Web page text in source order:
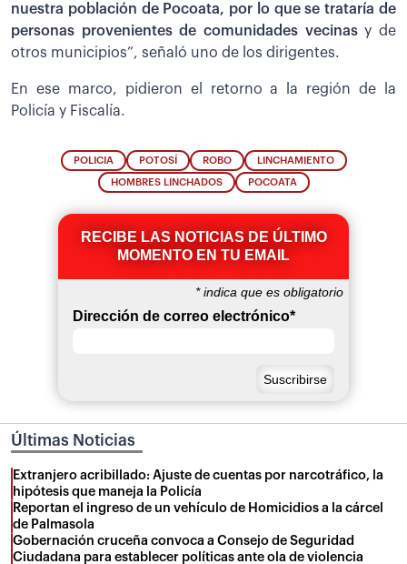
nuestra población de Pocoata, por lo que se trataría de
personas provenientes de comunidades vecinasy de
otros municipios”, señaló uno de los dirigentes.
En ese marco, pidieron el retorno a la región de la
Policía y Fiscalía.
POLICIA POTOSÍ ROBO LINCHAMIENTO
HOMBRES LINCHADOS POCOATA
RECIBE LAS NOTICIAS DE ÚLTIMO
MOMENTO EN TU EMAIL
*indica que es obligatorio
Dirección de correo electrónico*
Últimas Noticias
Extranjero acribillado: Ajuste de cuentas por narcotráfico, la
hipótesis que maneja la Policía
Reportan el ingreso de un vehículo de Homicidios a la cárcel
de Palmasola
Gobernación cruceña convoca a Consejo de Seguridad
Ciudadana para establecer políticas ante ola de violencia